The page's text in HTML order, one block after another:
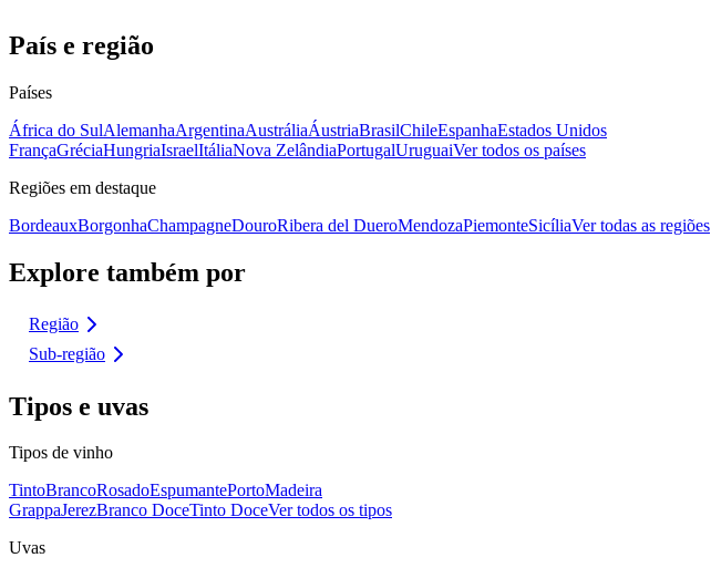
País e região
Países
África do SulAlemanhaArgentinaAustráliaÁustriaBrasilChileEspanhaEstados Unidos
FrançaGréciaHungriaIsraelItáliaNova ZelândiaPortugalUruguaiVer todos os países
Regiões em destaque
BordeauxBorgonhaChampagneDouroRibera del DueroMendozaPiemonteSicíliaVer todas as regiões
Explore também por
Região
Sub-região
Tipos e uvas
Tipos de vinho
TintoBrancoRosadoEspumantePortoMadeira
GrappaJerezBranco DoceTinto DoceVer todos os tipos
Uvas